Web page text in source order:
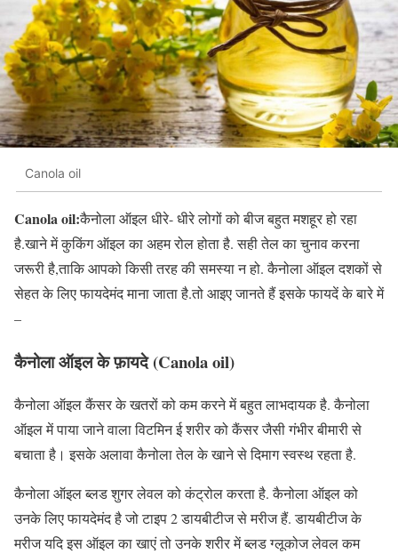
Canola oil
Canola oil:कैनोला ऑइल धीरे- धीरे लोगों को बीज बहुत मशहूर हो रहा
है.खाने में कुकिंग ऑइल का अहम रोल होता है. सही तेल का चुनाव करना
जरूरी है,ताकि आपको किसी तरह की समस्या न हो. कैनोला ऑइल दशकों से
सेहत के लिए फायदेमंद माना जाता है.तो आइए जानते हैं इसके फायदें के बारे में
–
कैनोला ऑइल के फ़ायदे(Canola oil)
कैनोला ऑइल कैंसर के खतरों को कम करने में बहुत लाभदायक है. कैनोला
ऑइल में पाया जाने वाला विटमिन ई शरीर को कैंसर जैसी गंभीर बीमारी से
बचाता है। इसके अलावा कैनोला तेल के खाने से दिमाग स्वस्थ रहता है.
कैनोला ऑइल ब्लड शुगर लेवल को कंट्रोल करता है. कैनोला ऑइल को
उनके लिए फायदेमंद है जो टाइप 2 डायबीटीज से मरीज हैं. डायबीटीज के
मरीज यदि इस ऑइल का खाएं तो उनके शरीर में ब्लड ग्लूकोज लेवल कम